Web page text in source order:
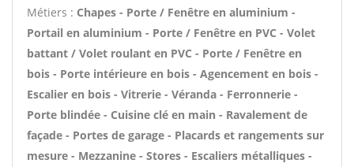
Métiers : Chapes - Porte / Fenêtre en aluminium -
Portail en aluminium - Porte / Fenêtre en PVC - Volet
battant / Volet roulant en PVC - Porte / Fenêtre en
bois - Porte intérieure en bois - Agencement en bois -
Escalier en bois - Vitrerie - Véranda - Ferronnerie -
Porte blindée - Cuisine clé en main - Ravalement de
façade - Portes de garage - Placards et rangements sur
mesure - Mezzanine - Stores - Escaliers métalliques -